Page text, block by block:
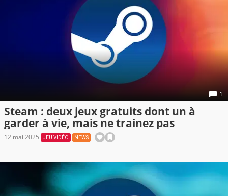
1
Steam : deux jeux gratuits dont un à
garder à vie, mais ne trainez pas
12 mai 2025 JEU VIDÉO NEWS